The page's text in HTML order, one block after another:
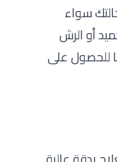
سواء
أو الرش
للحصول على